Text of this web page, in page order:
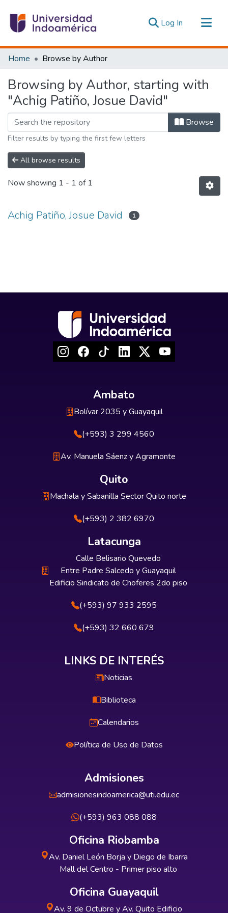
Log In (current)
Communities & Collections
Estadísticas Externas
Home Browse by Author
Browsing by Author, starting with
"Achig Patiño, Josue David"
Browse
Filter results by typing the first few letters
All browse results
Now showing 1 - 1 of 1
Achig Patiño, Josue David 1
Ambato
Bolívar 2035 y Guayaquil
(+593) 3 299 4560
Av. Manuela Sáenz y Agramonte
Quito
Machala y Sabanilla Sector Quito norte
(+593) 2 382 6970
Latacunga
Calle Belisario Quevedo
Entre Padre Salcedo y Guayaquil
Edificio Sindicato de Choferes 2do piso
(+593) 97 933 2595
(+593) 32 660 679
LINKS DE INTERÉS
Noticias
Biblioteca
Calendarios
Política de Uso de Datos
Admisiones
admisionesindoamerica@uti.edu.ec
(+593) 963 088 088
Oficina Riobamba
Av. Daniel León Borja y Diego de Ibarra
Mall del Centro - Primer piso alto
Oficina Guayaquil
Av. 9 de Octubre y Av. Quito Edificio